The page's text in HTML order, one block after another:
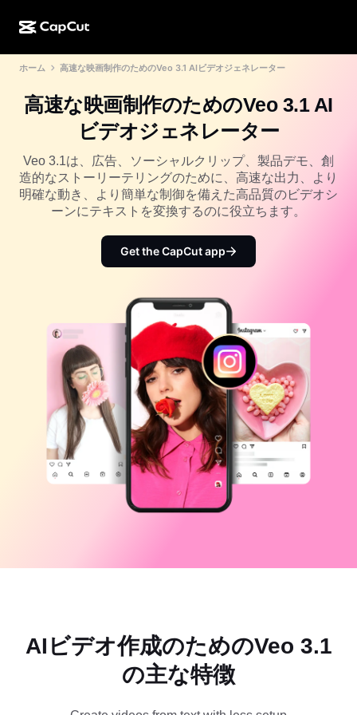
CapCutオンライン
CapCut Pad
CapCutモバイル
Dreamina AI
AIデザイン
動画スタジオ
AI動画ジェネレーター
AI画像ジェネレーター
AI画像補正ツール
Nano Banana Pro
Gemini Omni
テキストとオーディオ
自動キャプション
キャプションテンプレート
カスタム音声
ノイズ軽減
AIツール
動画エディター＆ジェネレーター
画像エディター＆ジェネレーター
音声ジェネレーター＆エディター
ソーシャルメディア
マーケティング
ライフスタイル＆ブイログ
カスタムデザイン
その他
ハウツーガイド
ピックアップ
テンプレートのトレンドとヒント
ホリデーのテンプレート
その他
アニバーサリーのテンプレート
エフェクトのテンプレート
ビジネスのテンプレート
産業のテンプレート
振り返りのテンプレート
コミュニティ
取り組み
アフィリエイト
パイオニアプログラム
クリエイティブパートナープログラム
CapCutクリエイティブキャンパス
トラストセンター
ヘルプセンター
ニュースルーム
CapCutの利用規約について
CapCutを起動
ホーム 高速な映画制作のためのVeo 3.1 AIビデオジェネレーター
高速な映画制作のためのVeo 3.1 AI
ビデオジェネレーター
Veo 3.1は、広告、ソーシャルクリップ、製品デモ、創
造的なストーリーテリングのために、高速な出力、より
明確な動き、より簡単な制御を備えた高品質のビデオシ
ーンにテキストを変換するのに役立ちます。
Get the CapCut app
AIビデオ作成のためのVeo 3.1
の主な特徴